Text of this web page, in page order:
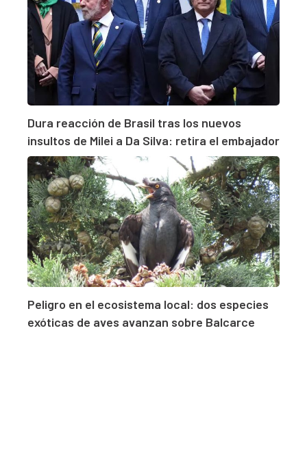
Dura reacción de Brasil tras los nuevos
insultos de Milei a Da Silva: retira el embajador
Peligro en el ecosistema local: dos especies
exóticas de aves avanzan sobre Balcarce